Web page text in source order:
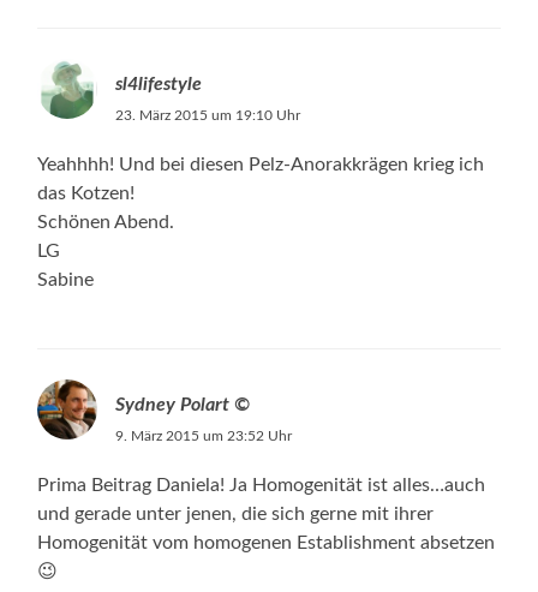
sl4lifestyle
23. März 2015 um 19:10 Uhr
Yeahhhh! Und bei diesen Pelz-Anorakkrägen krieg ich
das Kotzen!
Schönen Abend.
LG
Sabine
Sydney Polart ©
9. März 2015 um 23:52 Uhr
Prima Beitrag Daniela! Ja Homogenität ist alles…auch
und gerade unter jenen, die sich gerne mit ihrer
Homogenität vom homogenen Establishment absetzen
😉